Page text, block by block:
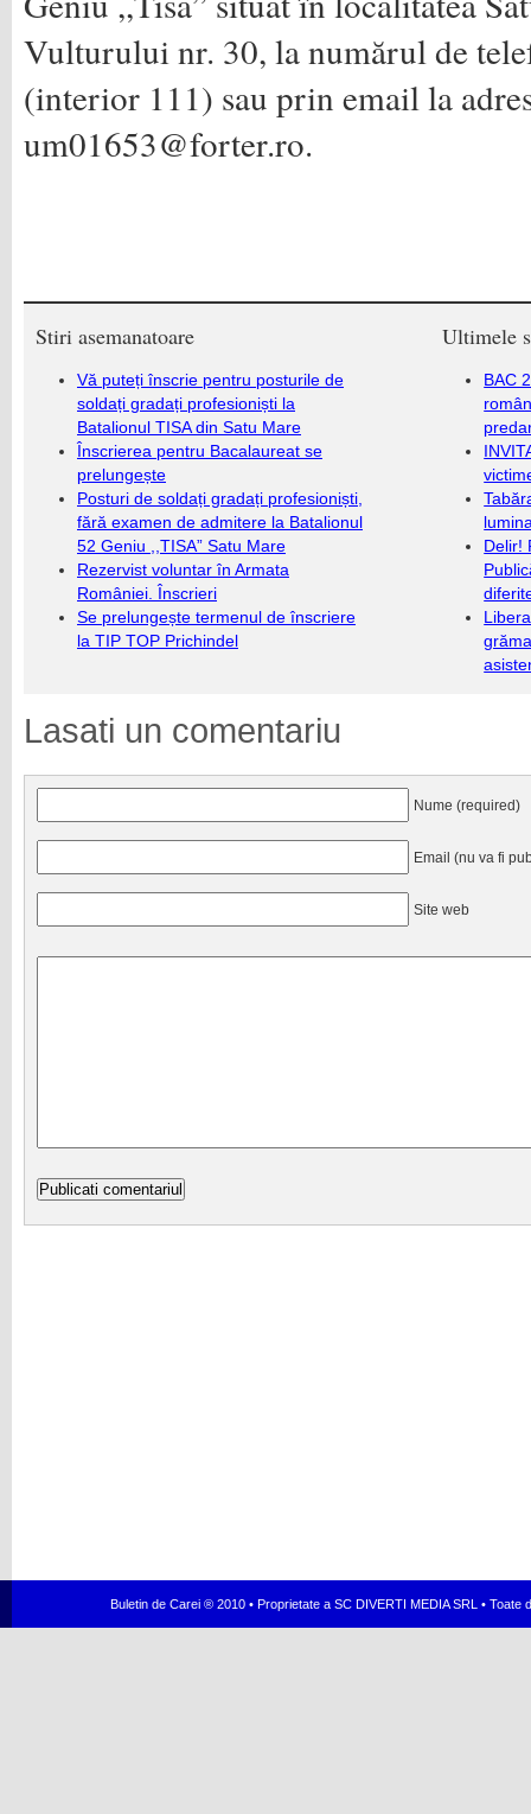
Vulturului nr. 30, la numărul de
(interior 111) sau prin email la
um01653@forter.ro.
Stiri asemanatoare
Vă puteți înscrie pentru posturile de
soldați gradați profesioniști la
Batalionul TISA din Satu Mare
Înscrierea pentru Bacalaureat se
prelungește
Posturi de soldați gradați profesioniști,
fără examen de admitere la Batalionul
52 Geniu ,,TISA” Satu Mare
Rezervist voluntar în Armata
României. Înscrieri
Se prelungește termenul de înscriere
la TIP TOP Prichindel
Ultimele
BAC
Delir!
Lasati un comentariu
Nume (required)
Email (nu va fi
Site web
Buletin de Carei ® 2010 • Proprietate a SC DIVERTI MEDIA SRL •